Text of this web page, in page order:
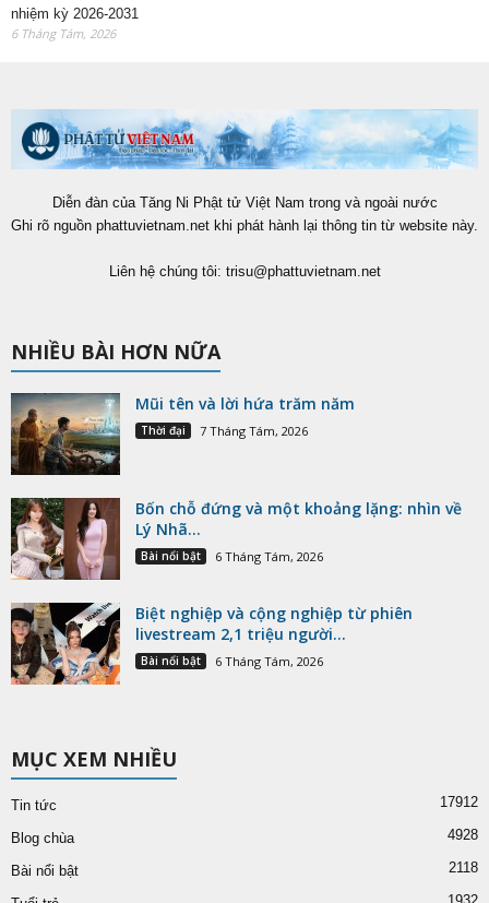
nhiệm kỳ 2026-2031
6 Tháng Tám, 2026
Diễn đàn của Tăng Ni Phật tử Việt Nam trong và ngoài nước
Ghi rõ nguồn phattuvietnam.net khi phát hành lại thông tin từ website này.
Liên hệ chúng tôi: trisu@phattuvietnam.net
NHIỀU BÀI HƠN NỮA
Mũi tên và lời hứa trăm năm
Thời đại 7 Tháng Tám, 2026
Bốn chỗ đứng và một khoảng lặng: nhìn về
Lý Nhã...
Bài nổi bật 6 Tháng Tám, 2026
Biệt nghiệp và cộng nghiệp từ phiên
livestream 2,1 triệu người...
Bài nổi bật 6 Tháng Tám, 2026
MỤC XEM NHIỀU
Tin tức 17912
Blog chùa 4928
Bài nổi bật 2118